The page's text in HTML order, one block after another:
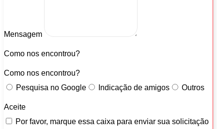
Mensagem
Como nos encontrou?
Como nos encontrou?
Pesquisa no Google
Indicação de amigos Outros
Aceite
Por favor, marque essa caixa para enviar sua solicitação